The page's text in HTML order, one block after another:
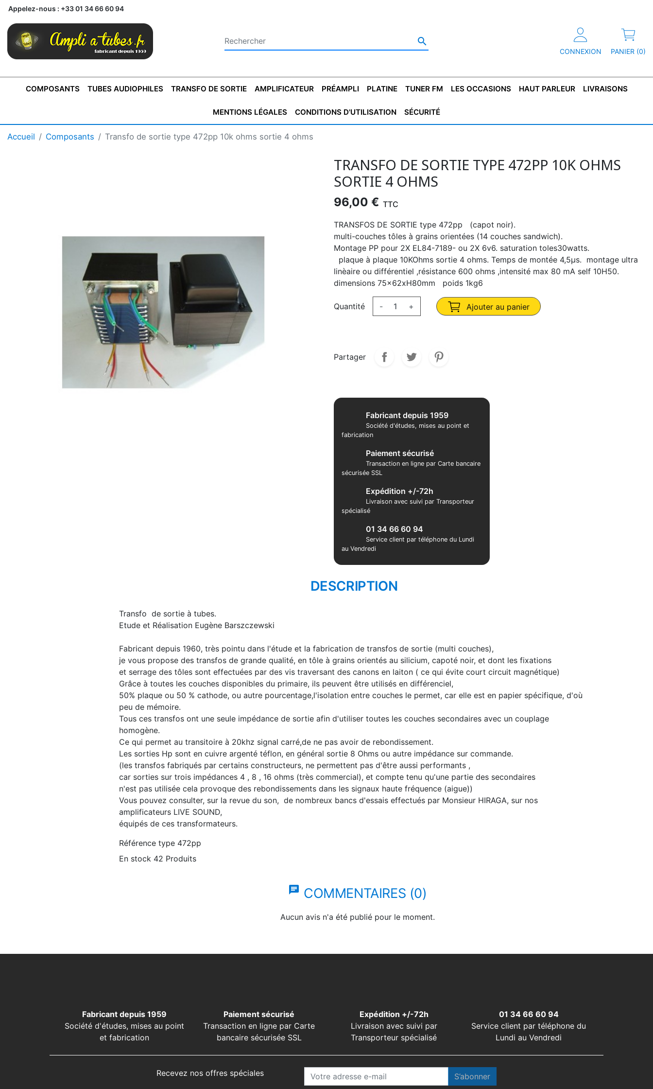
Appelez-nous : +33 01 34 66 60 94

CONNEXION PANIER (0)
COMPOSANTS
BONTONS
AXE 4MM
BONTONS
AXE 6MM
COFFRET
COFFRET
CONDENSATEUR
LCC PAS 5.08
CONDENSATEUR
TUBES AUDIOPHILES TRANSFO DE SORTIE
TRANSFORMATEUR DE SORTIE DE
CLASSE "A" SINGLE
TRANSFORMATEUR DE SORTIE
TYPE PUSH PULL
TRANSFO DE SORTIE
AMPLIFICATEUR
AMPLI MONO AMPLI STÉRÉO
PRÉAMPLI PLATINE TUNER FM LES OCCASIONS
AMPLIFICATEURS LECTEURS CD PRÉAMPLI AVEC TUNER PLATINES VINYLES MAGNÉTOPHONE
HAUT PARLEUR
SUPRAVOX FERTIN
LIVRAISONS
MENTIONS LÉGALES CONDITIONS D'UTILISATION SÉCURITÉ
Accueil Composants Transfo de sortie type 472pp 10k ohms sortie 4 ohms
TRANSFO DE SORTIE TYPE 472PP 10K OHMS
SORTIE 4 OHMS
96,00 € TTC
TRANSFOS DE SORTIE type 472pp (capot noir).
multi-couches tôles à grains orientées (14 couches sandwich).
Montage PP pour 2X EL84-7189- ou 2X 6v6. saturation toles30watts.
plaque à plaque 10KOhms sortie 4 ohms. Temps de montée 4,5μs. montage ultra
linèaire ou différentiel ,résistance 600 ohms ,intensité max 80 mA self 10H50.
dimensions 75x62xH80mm poids 1kg6
Quantité - + Ajouter au panier
Partager
Fabricant depuis 1959
Société d'études, mises au point et
fabrication
Paiement sécurisé
Transaction en ligne par Carte bancaire
sécurisée SSL
Expédition +/-72h
Livraison avec suivi par Transporteur
spécialisé
01 34 66 60 94
Service client par téléphone du Lundi
au Vendredi
DESCRIPTION
Transfo de sortie à tubes.
Etude et Réalisation Eugène Barszczewski
Fabricant depuis 1960, très pointu dans l'étude et la fabrication de transfos de sortie (multi couches),
je vous propose des transfos de grande qualité, en tôle à grains orientés au silicium, capoté noir, et dont les fixations
et serrage des tôles sont effectuées par des vis traversant des canons en laiton ( ce qui évite court circuit magnétique)
Grâce à toutes les couches disponibles du primaire, ils peuvent être utilisés en différenciel,
50% plaque ou 50 % cathode, ou autre pourcentage,l'isolation entre couches le permet, car elle est en papier spécifique, d'où
peu de mémoire.
Tous ces transfos ont une seule impédance de sortie afin d'utiliser toutes les couches secondaires avec un couplage
homogène.
Ce qui permet au transitoire à 20khz signal carré,de ne pas avoir de rebondissement.
Les sorties Hp sont en cuivre argenté téflon, en général sortie 8 Ohms ou autre impédance sur commande.
(les transfos fabriqués par certains constructeurs, ne permettent pas d'être aussi performants ,
car sorties sur trois impédances 4 , 8 , 16 ohms (très commercial), et compte tenu qu'une partie des secondaires
n'est pas utilisée cela provoque des rebondissements dans les signaux haute fréquence (aigue))
Vous pouvez consulter, sur la revue du son, de nombreux bancs d'essais effectués par Monsieur HIRAGA, sur nos
amplificateurs LIVE SOUND,
équipés de ces transformateurs.
Référence type 472pp
En stock 42 Produits
chat COMMENTAIRES (0)
Aucun avis n'a été publié pour le moment.
Fabricant depuis 1959
Société d'études, mises au point
et fabrication
Paiement sécurisé
Transaction en ligne par Carte
bancaire sécurisée SSL
Expédition +/-72h
Livraison avec suivi par
Transporteur spécialisé
01 34 66 60 94
Service client par téléphone du
Lundi au Vendredi
Recevez nos offres spéciales S’abonner